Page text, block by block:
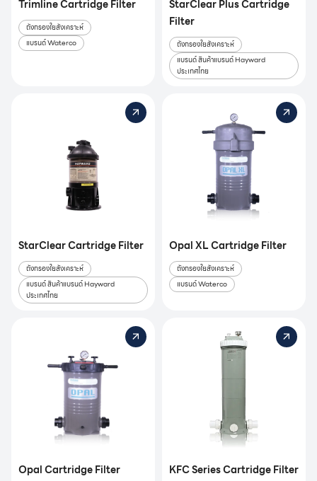
Trimline Cartridge Filter
ถังกรองใยสังเคราะห์
แบรนด์ Waterco
StarClear Plus Cartridge
Filter
ถังกรองใยสังเคราะห์
แบรนด์ สินค้าแบรนด์ Hayward
ประเทศไทย
StarClear Cartridge Filter
ถังกรองใยสังเคราะห์
แบรนด์ สินค้าแบรนด์ Hayward
ประเทศไทย
Opal XL Cartridge Filter
ถังกรองใยสังเคราะห์
แบรนด์ Waterco
Opal Cartridge Filter KFC Series Cartridge Filter